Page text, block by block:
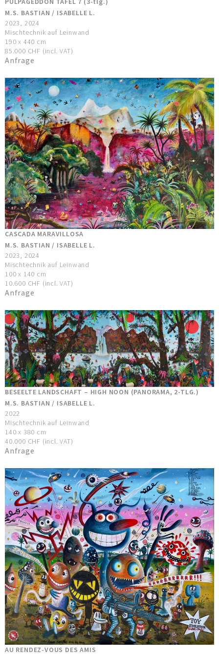
M.S. BASTIAN / ISABELLE L.
2023, 2024
Mischtechnik auf Leinwand
190 x 440 cm
85.000 CHF (incl. VAT)
Anfrage
CASCADA MARAVILLOSA
M.S. BASTIAN / ISABELLE L.
2023, 2024
Mischtechnik auf Leinwand
100 x 140 cm
10.600 CHF (incl. VAT)
Anfrage
BESEELTE LANDSCHAFT – HIGH NOON (PANORAMA, 2-TLG.)
M.S. BASTIAN / ISABELLE L.
2022
Mischtechnik auf Leinwand
140 x 380 cm
40.000 CHF (incl. VAT)
Anfrage
AU RENDEZ-VOUS DES AMIS